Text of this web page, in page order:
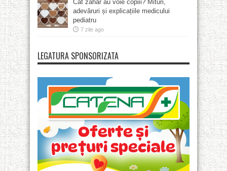
Cât zahăr au voie copiii? Mituri,
adevăruri și explicațiile medicului
pediatru
7 zile ago
LEGATURA SPONSORIZATA